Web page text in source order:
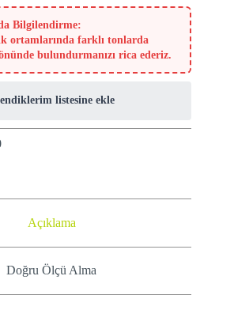
Bilgilendirme:
ortamlarında farklı tonlarda
bulundurmanızı rica ederiz.
listesine ekle
Açıklama
Doğru Ölçü Alma